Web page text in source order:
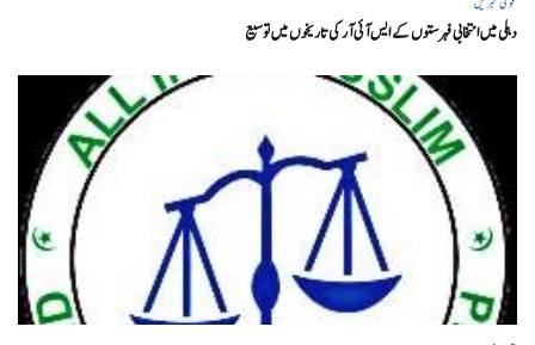
دہلی میں انتخابی فہرستوں کے ایس آئی آر کی تاریخوں میں توسیع